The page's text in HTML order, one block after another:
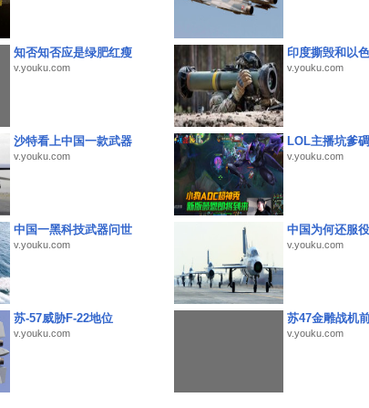
知否知否应是绿肥红瘦
v.youku.com
印度撕毁和以
v.youku.com
沙特看上中国一款武器
v.youku.com
LOL主播坑爹
v.youku.com
中国一黑科技武器问世
v.youku.com
中国为何还服
v.youku.com
苏-57威胁F-22地位
v.youku.com
苏47金雕战机
v.youku.com